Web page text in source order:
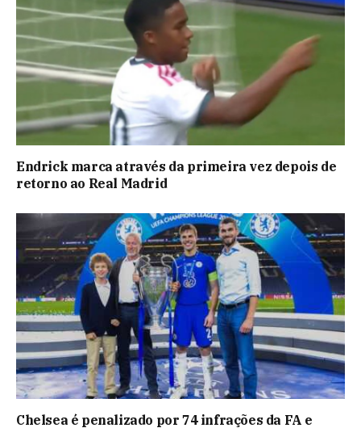
Endrick marca através da primeira vez depois de
retorno ao Real Madrid
Chelsea é penalizado por 74 infrações da FA e